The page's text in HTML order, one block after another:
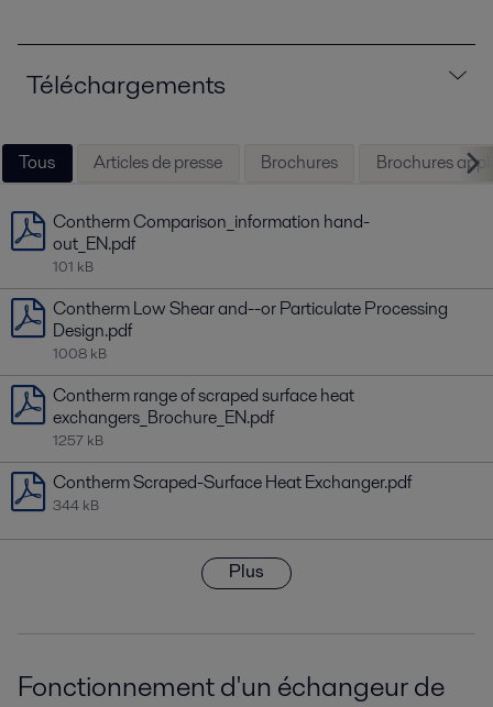
Téléchargements
Tous Articles de presse Brochures Brochures
Contherm Comparison_information hand-
out_EN.pdf
101 kB
Contherm Low Shear and--or Particulate Processing
Design.pdf
1008 kB
Contherm range of scraped surface heat
exchangers_Brochure_EN.pdf
1257 kB
Contherm Scraped-Surface Heat Exchanger.pdf
344 kB
Plus
Fonctionnement d'un échangeur de